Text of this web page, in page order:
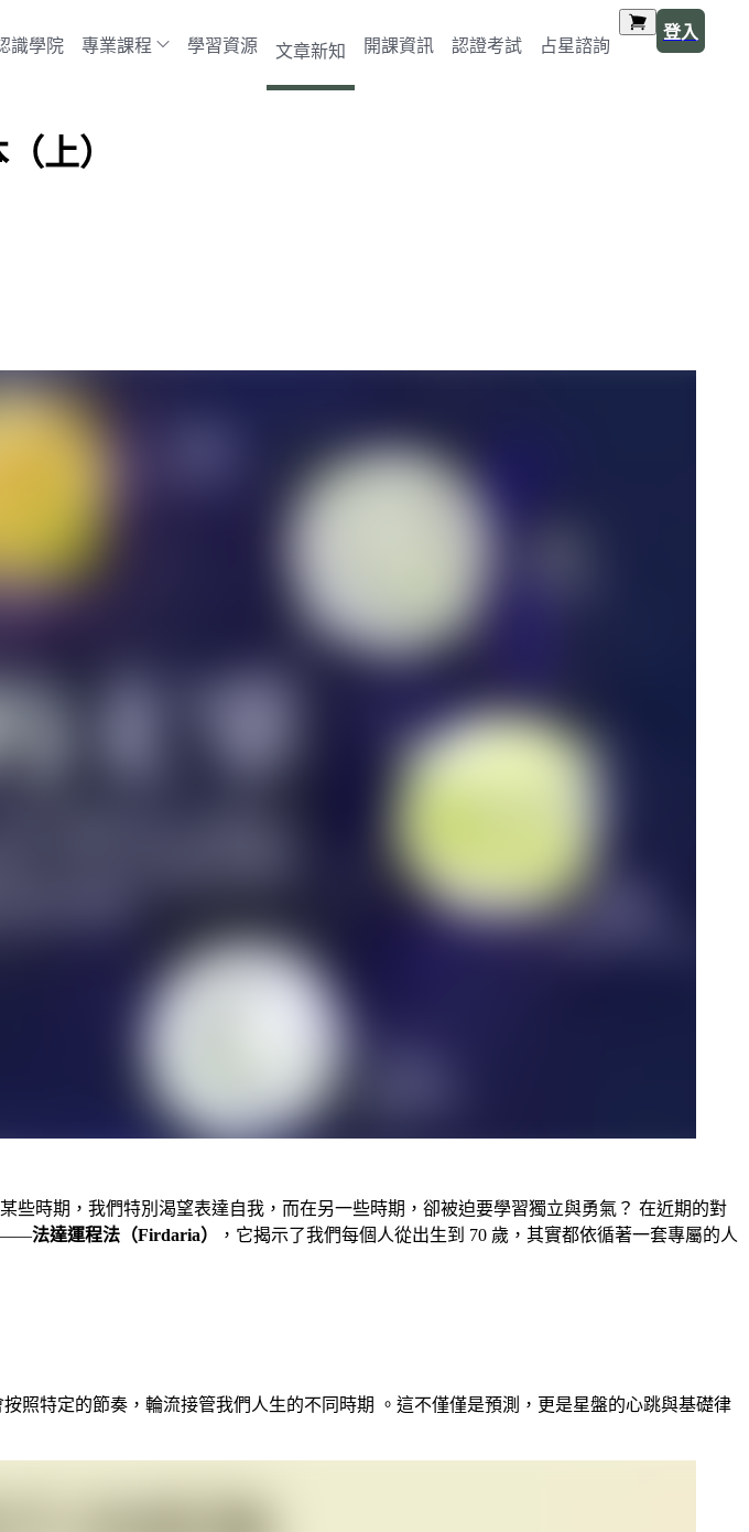
識學院 專業課程 學習資源 文章新知 開課資訊 認證考試 占星諮詢
登入
上）
時期，我們特別渴望表達自我，而在另一些時期，卻被迫要學習獨立與勇氣？ 在近期的對
——法達運程法（Firdaria）
，它揭示了我們每個人從出生到 70 歲，其實都依循著一套專屬的人
按照特定的節奏，輪流接管我們人生的不同時期 。這不僅僅是預測，更是星盤的心跳與基礎律